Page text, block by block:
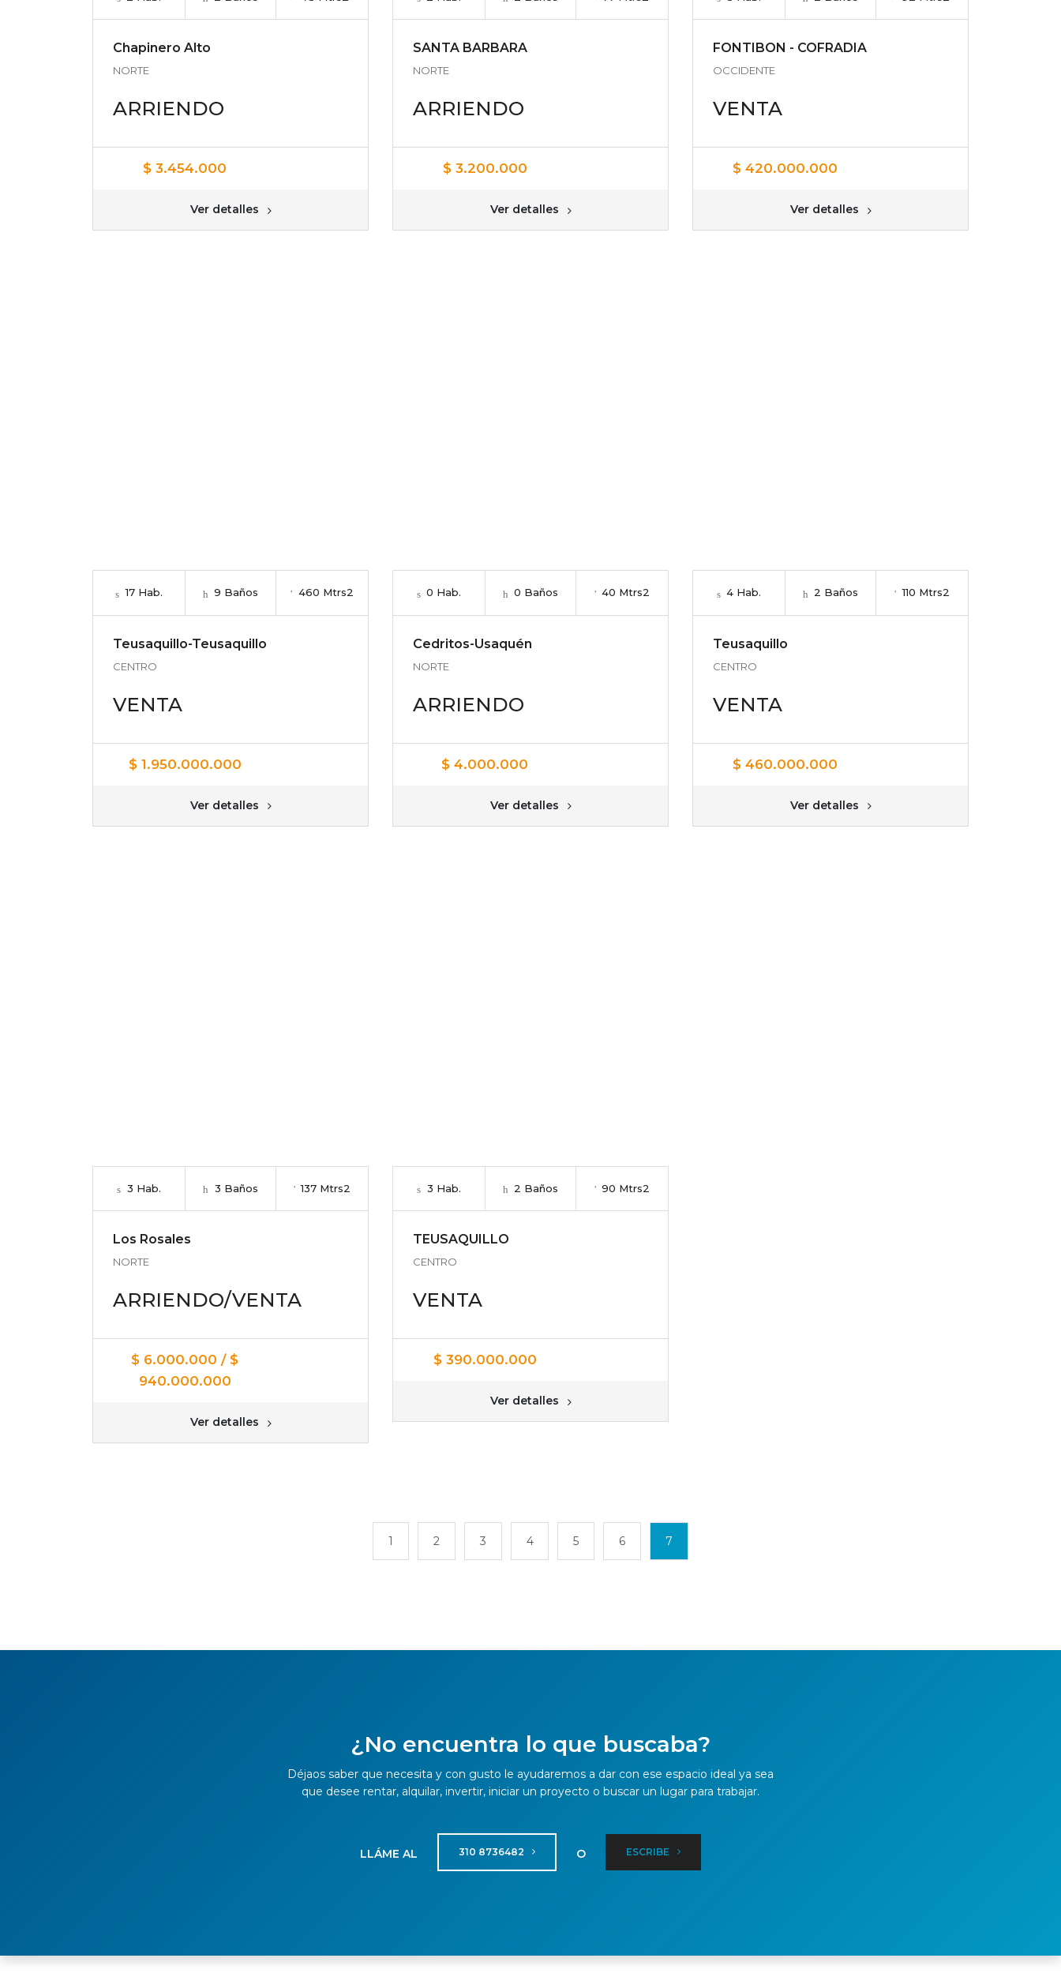
Chapinero Alto
NORTE
ARRIENDO
$ 3.454.000
Ver detalles
SANTA BARBARA
NORTE
ARRIENDO
$ 3.200.000
Ver detalles
FONTIBON - COFRADIA
OCCIDENTE
VENTA
$ 420.000.000
Ver detalles
17 Hab. 9 Baños 460 Mtrs2
Teusaquillo-Teusaquillo
CENTRO
VENTA
$ 1.950.000.000
Ver detalles
0 Hab. 0 Baños 40 Mtrs2
Cedritos-Usaquén
NORTE
ARRIENDO
$ 4.000.000
Ver detalles
4 Hab. 2 Baños 110 Mtrs2
Teusaquillo
CENTRO
VENTA
$ 460.000.000
Ver detalles
3 Hab. 3 Baños 137 Mtrs2
Los Rosales
NORTE
ARRIENDO/VENTA
$ 6.000.000 / $
940.000.000
Ver detalles
3 Hab. 2 Baños 90 Mtrs2
TEUSAQUILLO
CENTRO
VENTA
$ 390.000.000
Ver detalles
1 2 3 4 5 6 7
¿No encuentra lo que buscaba?
Déjaos saber que necesita y con gusto le ayudaremos a dar con ese espacio ideal ya sea
que desee rentar, alquilar, invertir, iniciar un proyecto o buscar un lugar para trabajar.
LLÁME AL 310 8736482 O ESCRIBE